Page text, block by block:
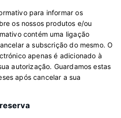
para informar os
os nossos produtos e/ou
contém uma ligação
a subscrição do mesmo. O
apenas é adicionado à
autorização. Guardamos estas
após cancelar a sua